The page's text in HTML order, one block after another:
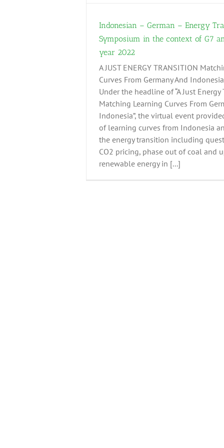
Indonesian – German – Energy
Symposium in the context of G7
year 2022
A JUST ENERGY TRANSITION
Curves From Germany And
Under the headline of “A Just
Matching Learning Curves From
Indonesia”, the virtual event
of learning curves from Indonesia
the energy transition including
CO2 pricing, phase out of coal and
renewable energy in [...]